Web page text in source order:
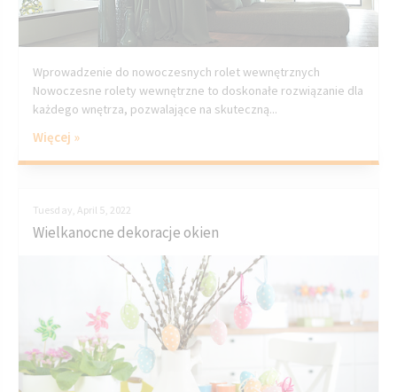
Wprowadzenie do nowoczesnych rolet wewnętrznych
Nowoczesne rolety wewnętrzne to doskonałe rozwiązanie dla
każdego wnętrza, pozwalające na skuteczną...
Więcej »
Tuesday, April 5, 2022
Wielkanocne dekoracje okien